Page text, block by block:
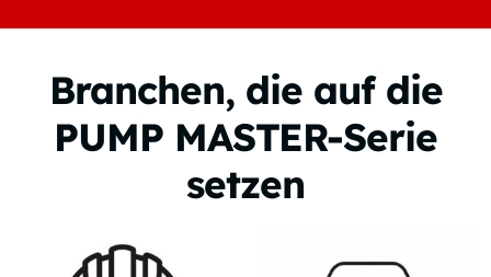
Branchen, die auf die
PUMP MASTER-Serie
setzen